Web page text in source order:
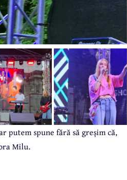
putem spune fără să greșim că,
Milu.